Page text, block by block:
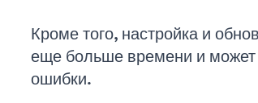
Кроме того, настройка и
еще больше времени и
ошибки.